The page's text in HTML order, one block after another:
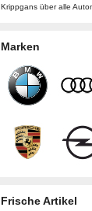
Krippgans über alle
Marken
Frische Artikel